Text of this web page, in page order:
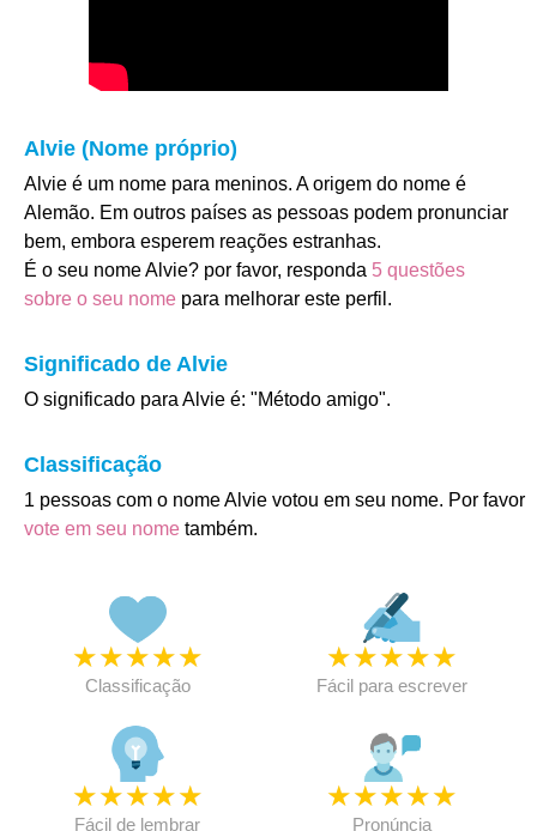
Alvie (Nome próprio)
Alvie é um nome para meninos. A origem do nome é
Alemão. Em outros países as pessoas podem pronunciar
bem, embora esperem reações estranhas.
É o seu nome Alvie? por favor, responda 5 questões
sobre o seu nome para melhorar este perfil.
Significado de Alvie
O significado para Alvie é: "Método amigo".
Classificação
1 pessoas com o nome Alvie votou em seu nome. Por favor
vote em seu nome também.
★★★★★
Classificação
★★★★★
Fácil para escrever
★★★★★
Fácil de lembrar
★★★★★
Pronúncia